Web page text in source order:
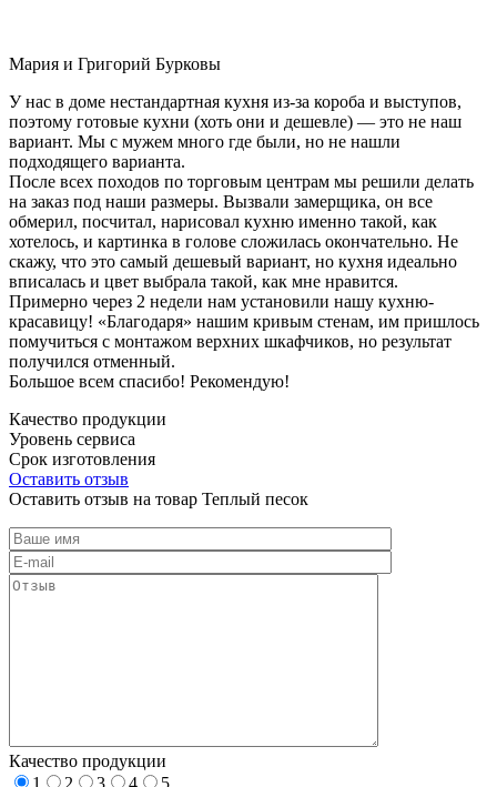
Мария и Григорий Бурковы
У нас в доме нестандартная кухня из-за короба и выступов,
поэтому готовые кухни (хоть они и дешевле) — это не наш
вариант. Мы с мужем много где были, но не нашли
подходящего варианта.
После всех походов по торговым центрам мы решили делать
на заказ под наши размеры. Вызвали замерщика, он все
обмерил, посчитал, нарисовал кухню именно такой, как
хотелось, и картинка в голове сложилась окончательно. Не
скажу, что это самый дешевый вариант, но кухня идеально
вписалась и цвет выбрала такой, как мне нравится.
Примерно через 2 недели нам установили нашу кухню-
красавицу! «Благодаря» нашим кривым стенам, им пришлось
помучиться с монтажом верхних шкафчиков, но результат
получился отменный.
Большое всем спасибо! Рекомендую!
Качество продукции
Уровень сервиса
Срок изготовления
Оставить отзыв
Оставить отзыв на товар Теплый песок
Качество продукции
1
2 3 4
5